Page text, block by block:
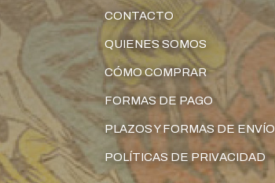
CONTACTO
QUIENES SOMOS
CÓMO COMPRAR
FORMAS DE PAGO
PLAZOS Y FORMAS DE ENVÍO
POLÍTICAS DE PRIVACIDAD